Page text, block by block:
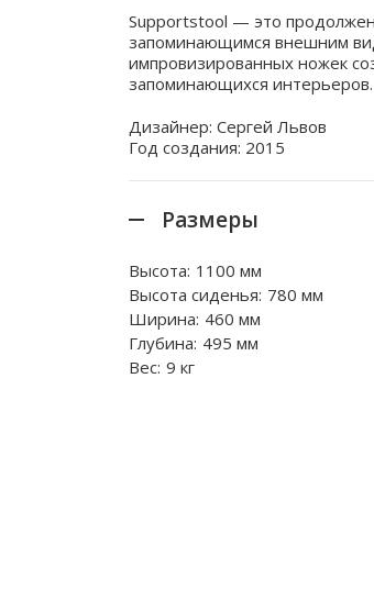
Supportstool — это
запоминающимся внешним
импровизированных ножек
запоминающихся интерьеров.
Дизайнер: Сергей Львов
Год создания: 2015
Размеры
Высота: 1100 мм
Высота сиденья: 780 мм
Ширина: 460 мм
Глубина: 495 мм
Вес: 9 кг